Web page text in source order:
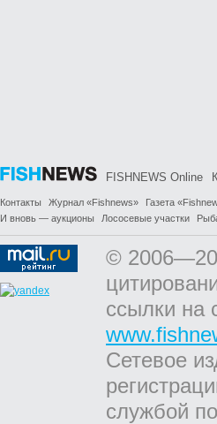
FISHNEWS Online
Контакты Журнал «Fishnews» Газета
И вновь — аукционы
Лососевые участки
©
ссылки на
Сетевое
службой